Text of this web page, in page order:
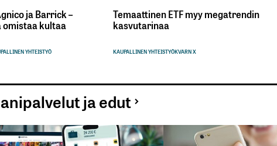
ja Barrick –
omistaa kultaa
YHTEISTYÖ
Temaattinen ETF myy megatrendin
kasvutarinaa
KAUPALLINEN YHTEISTYÖKVARN X
ja edut